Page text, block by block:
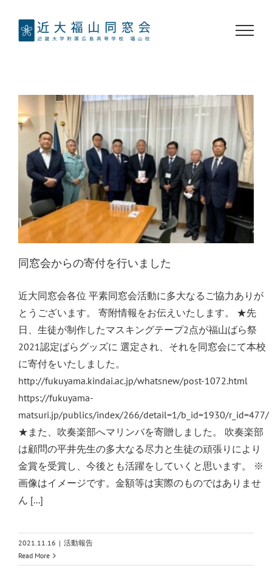
content
同窓会からの寄付を行いました
近大同窓会各位 平素同窓会活動に多大なるご協力ありが
とうございます。 寄附情報をお伝えいたします。 ★先
日、生徒が制作したマスキングテープ2点が福山ばら祭
2021認定ばらグッズに 選定され、それを同窓会にて本校
に寄付をいたしました。
http://fukuyama.kindai.ac.jp/whatsnew/post-1072.html
https://fukuyama-
matsuri.jp/publics/index/266/detail=1/b_id=1930/r_id=477/
★また、吹奏楽部へマリンバを寄贈しました。 吹奏楽部
は顧問の平井先生の多大なる尽力と生徒の頑張りにより
金賞を受賞し、今後とも活躍をしていくと思います。 ※
画像はイメージです。金額等は実際のものではありませ
ん [...]
2021.11.16 | 活動報告
Read More